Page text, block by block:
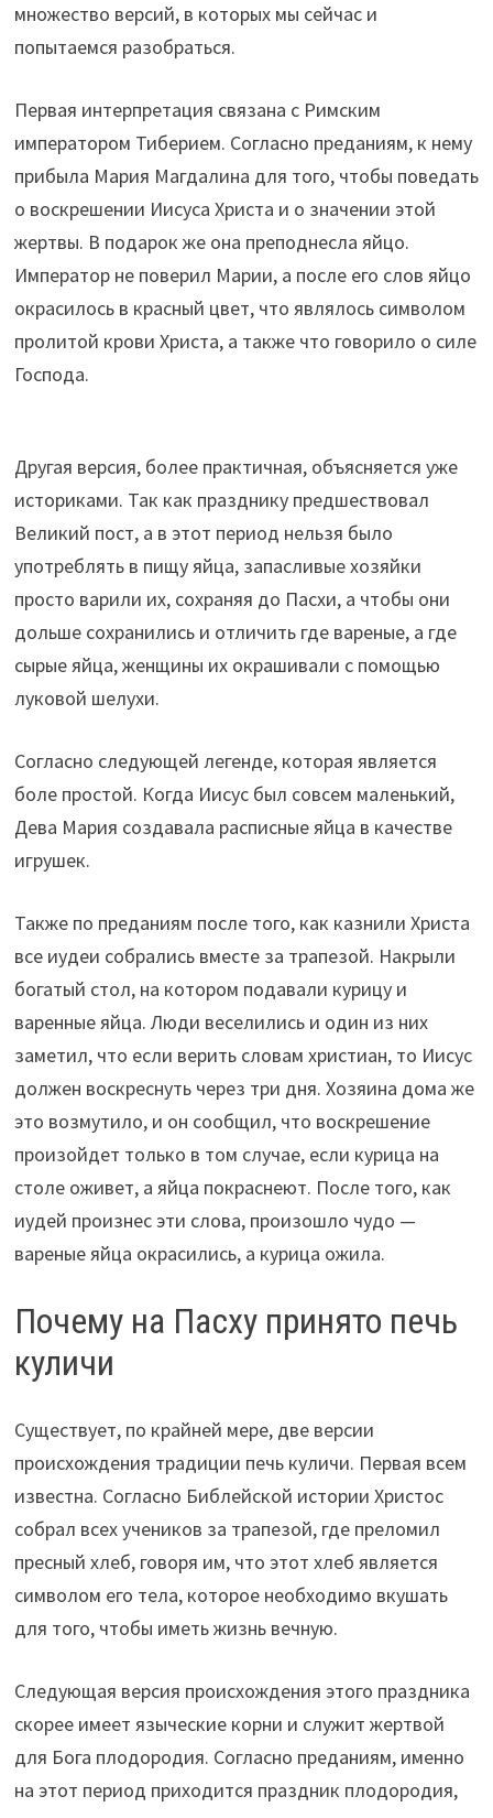
множество версий, в которых мы сейчас и
попытаемся разобраться.
Первая интерпретация связана с Римским
императором Тиберием. Согласно преданиям, к нему
прибыла Мария Магдалина для того, чтобы поведать
о воскрешении Иисуса Христа и о значении этой
жертвы. В подарок же она преподнесла яйцо.
Император не поверил Марии, а после его слов яйцо
окрасилось в красный цвет, что являлось символом
пролитой крови Христа, а также что говорило о силе
Господа.
Другая версия, более практичная, объясняется уже
историками. Так как празднику предшествовал
Великий пост, а в этот период нельзя было
употреблять в пищу яйца, запасливые хозяйки
просто варили их, сохраняя до Пасхи, а чтобы они
дольше сохранились и отличить где вареные, а где
сырые яйца, женщины их окрашивали с помощью
луковой шелухи.
Согласно следующей легенде, которая является
боле простой. Когда Иисус был совсем маленький,
Дева Мария создавала расписные яйца в качестве
игрушек.
Также по преданиям после того, как казнили Христа
все иудеи собрались вместе за трапезой. Накрыли
богатый стол, на котором подавали курицу и
варенные яйца. Люди веселились и один из них
заметил, что если верить словам христиан, то Иисус
должен воскреснуть через три дня. Хозяина дома же
это возмутило, и он сообщил, что воскрешение
произойдет только в том случае, если курица на
столе оживет, а яйца покраснеют. После того, как
иудей произнес эти слова, произошло чудо —
вареные яйца окрасились, а курица ожила.
Почему на Пасху принято печь
куличи
Существует, по крайней мере, две версии
происхождения традиции печь куличи. Первая всем
известна. Согласно Библейской истории Христос
собрал всех учеников за трапезой, где преломил
пресный хлеб, говоря им, что этот хлеб является
символом его тела, которое необходимо вкушать
для того, чтобы иметь жизнь вечную.
Следующая версия происхождения этого праздника
скорее имеет языческие корни и служит жертвой
для Бога плодородия. Согласно преданиям, именно
на этот период приходится праздник плодородия,